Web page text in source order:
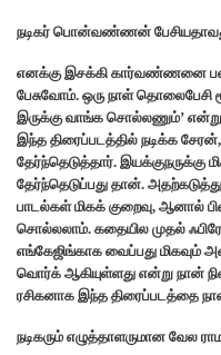
நடிகர் பொன்வண்ணன்
எனக்கு இசக்கி கார்வண்ண‌னை பல
பேசுவோம். ஒரு நாள்
இருக்கு வாங்க சொல்லணும்’
இந்த திரைப்படத்தில் நடிக்க
தேர்ந்தெடுத்தார். இயக்குந‌ருக்கு
தேர்ந்தெடுப்பது தான்.
பாடல்கள் மிகக் குறைவு, ஆனால்
சொல்லலாம். கதையில முதல்
எங்கேஜிங்காக‌ வைப்ப‌து மிகவும்
வொர்க் ஆகியுள்ளது என்று நான்
ரசிகனாக இந்த திரைப்படத்தை
நடிகரும் எழுத்தாளருமான வேல